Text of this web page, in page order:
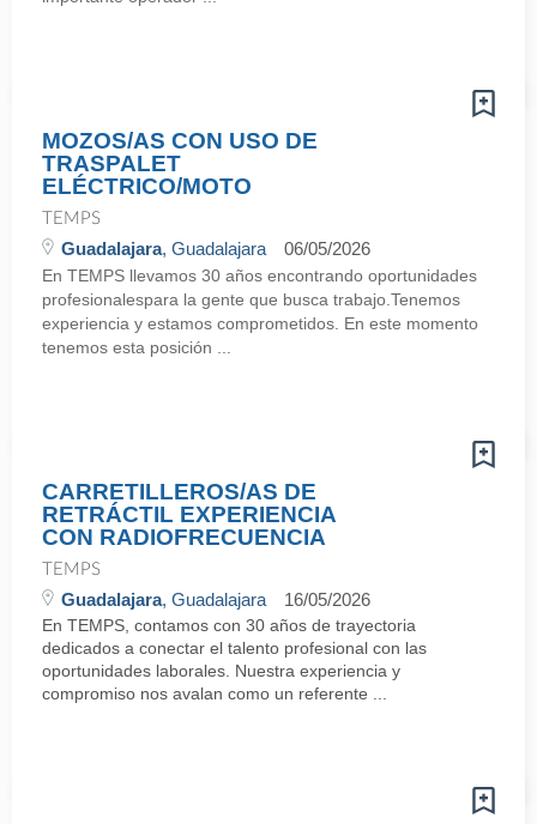
MOZOS/AS CON USO DE
TRASPALET
ELÉCTRICO/MOTO
TEMPS
Guadalajara, Guadalajara 06/05/2026
En TEMPS llevamos 30 años encontrando oportunidades
profesionalespara la gente que busca trabajo.Tenemos
experiencia y estamos comprometidos. En este momento
tenemos esta posición ...
CARRETILLEROS/AS DE
RETRÁCTIL EXPERIENCIA
CON RADIOFRECUENCIA
TEMPS
Guadalajara, Guadalajara 16/05/2026
En TEMPS, contamos con 30 años de trayectoria
dedicados a conectar el talento profesional con las
oportunidades laborales. Nuestra experiencia y
compromiso nos avalan como un referente ...